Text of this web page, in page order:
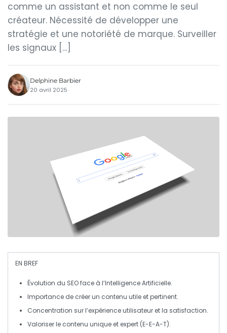
comme un assistant et non comme le seul
créateur. Nécessité de développer une
stratégie et une notoriété de marque. Surveiller
les signaux […]
Delphine Barbier
20 avril 2025
EN BREF
Évolution du SEOface à l’Intelligence Artificielle.
Importance de créer un contenu utile etpertinent.
Concentration sur l’expérience utilisateur et la satisfaction.
Valoriser le contenu unique et expert (E-E-A-T).